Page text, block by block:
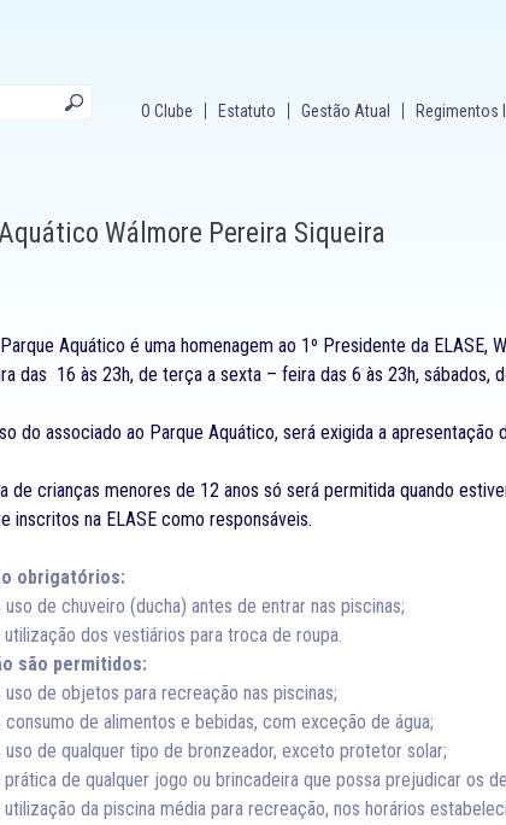
O Clube Estatuto Gestão Atual Regimentos
Wálmore Pereira Siqueira
Aquático é uma homenagem ao 1º Presidente da
das 16 às 23h, de terça a sexta – feira das 6 às 23h, sábados,
do associado ao Parque Aquático, será exigida a
de crianças menores de 12 anos só será permitida quando
inscritos na ELASE como responsáveis.
obrigatórios:
uso de chuveiro (ducha) antes de entrar nas piscinas;
utilização dos vestiários para troca de roupa.
são permitidos:
uso de objetos para recreação nas piscinas;
consumo de alimentos e bebidas, com exceção de água;
uso de qualquer tipo de bronzeador, exceto protetor solar;
prática de qualquer jogo ou brincadeira que possa prejudicar os
utilização da piscina média para recreação, nos horários